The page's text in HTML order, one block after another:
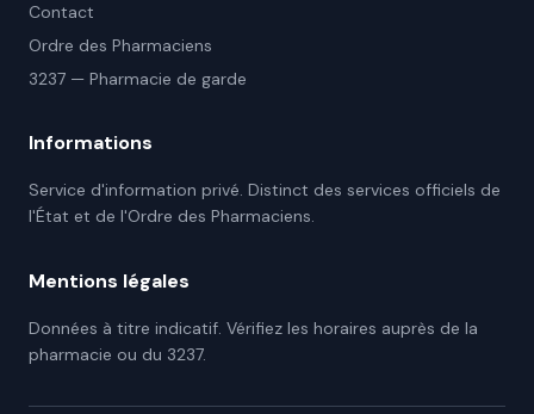
Contact
Ordre des Pharmaciens
3237 — Pharmacie de garde
Informations
Service d'information privé. Distinct des services officiels de
l'État et de l'Ordre des Pharmaciens.
Mentions légales
Données à titre indicatif. Vérifiez les horaires auprès de la
pharmacie ou du 3237.